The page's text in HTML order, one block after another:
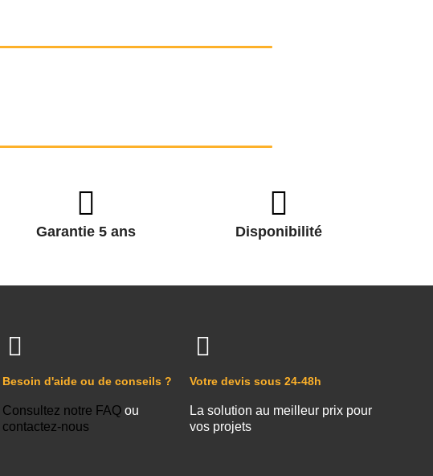
Garantie 5 ans Disponibilité
Besoin d'aide ou de conseils ?
Consultez notre FAQou
contactez-nous
Votre devis sous 24-48h
La solution au meilleur prix pour
vos projets